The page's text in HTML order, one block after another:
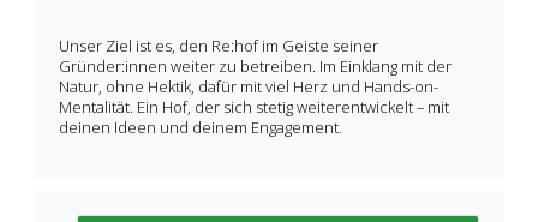
Unser Ziel ist es, den Re:hof im Geiste seiner
Gründer:innen weiter zu betreiben. Im Einklang mit der
Natur, ohne Hektik, dafür mit viel Herz und Hands-on-
Mentalität. Ein Hof, der sich stetig weiterentwickelt – mit
deinen Ideen und deinem Engagement.